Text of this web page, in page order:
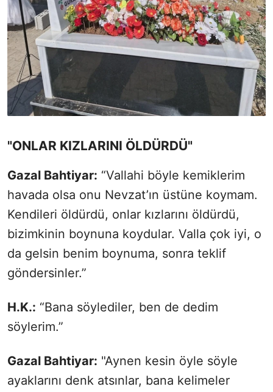
"ONLAR KIZLARINI ÖLDÜRDÜ"
Gazal Bahtiyar: “Vallahi böyle kemiklerim
havada olsa onu Nevzat’ın üstüne koymam.
Kendileri öldürdü, onlar kızlarını öldürdü,
bizimkinin boynuna koydular. Valla çok iyi, o
da gelsin benim boynuma, sonra teklif
göndersinler.”
H.K.: “Bana söylediler, ben de dedim
söylerim.”
Gazal Bahtiyar: "Aynen kesin öyle söyle
ayaklarını denk atsınlar, bana kelimeler